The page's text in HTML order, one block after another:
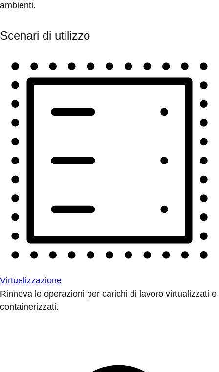
ambienti.
Scenari di utilizzo
Virtualizzazione
Rinnova le operazioni per carichi di lavoro virtualizzati e
containerizzati.